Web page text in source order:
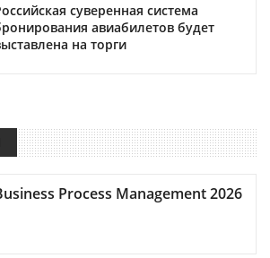
суверенная система
авиабилетов будет
на торги
Process Management 2026